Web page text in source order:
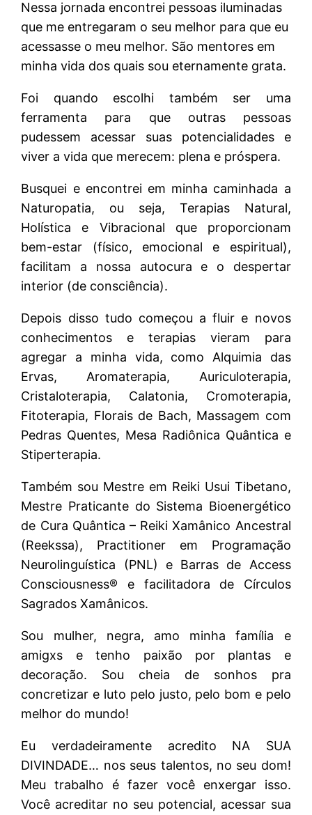
Nessa jornada encontrei pessoas iluminadas
que me entregaram o seu melhor para que eu
acessasse o meu melhor. São mentores em
minha vida dos quais sou eternamente grata.
Foi quando escolhi também ser uma
ferramenta para que outras pessoas
pudessem acessar suas potencialidades e
viver a vida que merecem: plena e próspera.
Busquei e encontrei em minha caminhada a
Naturopatia, ou seja, Terapias Natural,
Holística e Vibracional que proporcionam
bem-estar (físico, emocional e espiritual),
facilitam a nossa autocura e o despertar
interior (de consciência).
Depois disso tudo começou a fluir e novos
conhecimentos e terapias vieram para
agregar a minha vida, como Alquimia das
Ervas, Aromaterapia, Auriculoterapia,
Cristaloterapia, Calatonia, Cromoterapia,
Fitoterapia, Florais de Bach, Massagem com
Pedras Quentes, Mesa Radiônica Quântica e
Stiperterapia.
Também sou Mestre em Reiki Usui Tibetano,
Mestre Praticante do Sistema Bioenergético
de Cura Quântica – Reiki Xamânico Ancestral
(Reekssa), Practitioner em Programação
Neurolinguística (PNL) e Barras de Access
Consciousness® e facilitadora de Círculos
Sagrados Xamânicos.
Sou mulher, negra, amo minha família e
amigxs e tenho paixão por plantas e
decoração. Sou cheia de sonhos pra
concretizar e luto pelo justo, pelo bom e pelo
melhor do mundo!
Eu verdadeiramente acredito NA SUA
DIVINDADE… nos seus talentos, no seu dom!
Meu trabalho é fazer você enxergar isso.
Você acreditar no seu potencial, acessar sua